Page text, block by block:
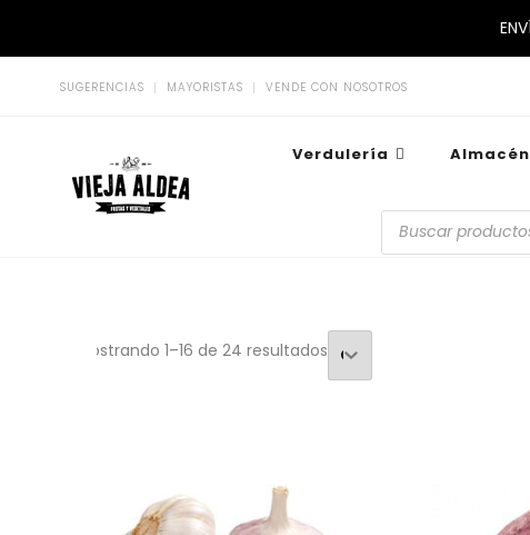
SUGERENCIAS MAYORISTAS VENDE CON NOSOTROS
La Vieja Aldea
Tu Mercado Natural Cerca
Verdulería Almacén
Mostrando 1–16 de 24 resultados